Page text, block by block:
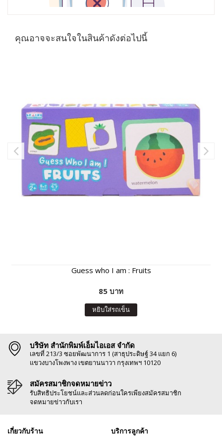
คุณอาจจะสนใจในสินค้าดังต่อไปนี้
Guess who I am : Fruits
85 บาท
หยิบใส่รถเข็น
บริษัท สำนักพิมพ์เอ็มไอเอส จำกัด
เลขที่ 213/3 ซอยพัฒนาการ 1 (สาธุประดิษฐ์ 34 แยก 6)
แขวงบางโพงพาง เขตยานนาวา กรุงเทพฯ 10120
สมัครสมาชิกจดหมายข่าว
รับสิทธิประโยชน์และส่วนลดก่อนใครเพียงสมัครสมาชิก
จดหมายข่าวกับเรา
เกี่ยวกับร้าน บริการลูกค้า